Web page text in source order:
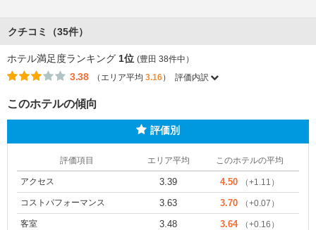
クチコミ（35件）
ホテル満足度ランキング 1位 (豊田 38件中）
3.38 （エリア平均 3.16） 評価内訳
このホテルの傾向
評価別
評価項目 エリア平均 このホテルの平均
アクセス 3.39 4.50 （+1.11）
コストパフォーマンス 3.63 3.70 （+0.07）
客室 3.48 3.64 （+0.16）